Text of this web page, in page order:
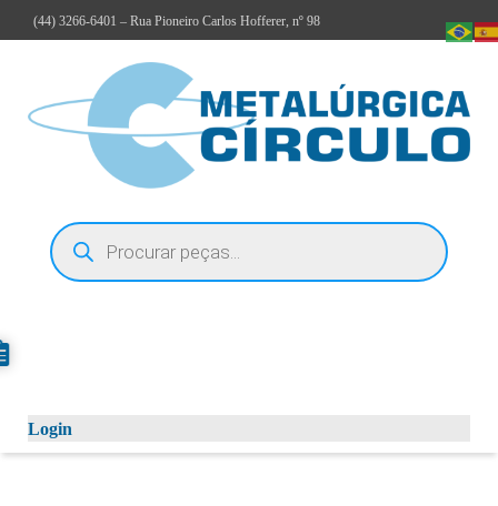
(44) 3266-6401 – Rua Pioneiro Carlos Hofferer, nº 98
Login